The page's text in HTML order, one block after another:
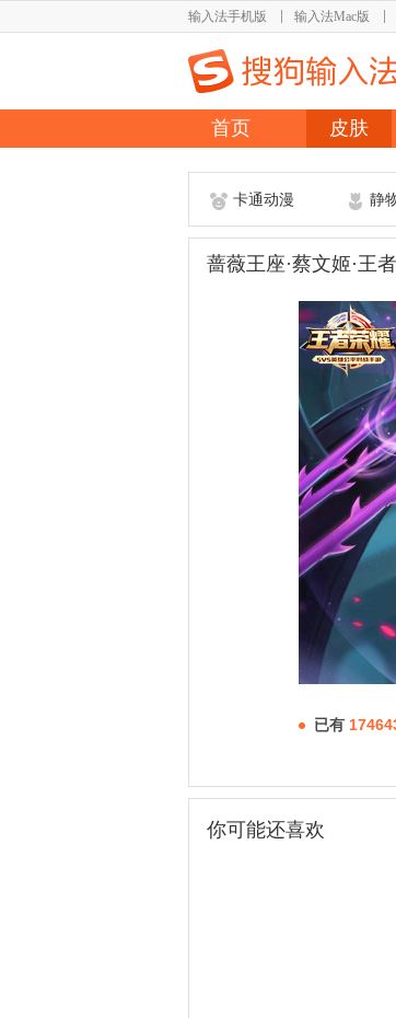
输入法手机版 输入法Mac版
首页 皮肤
卡通动漫 静
蔷薇王座·蔡文姬·王
已有
你可能还喜欢